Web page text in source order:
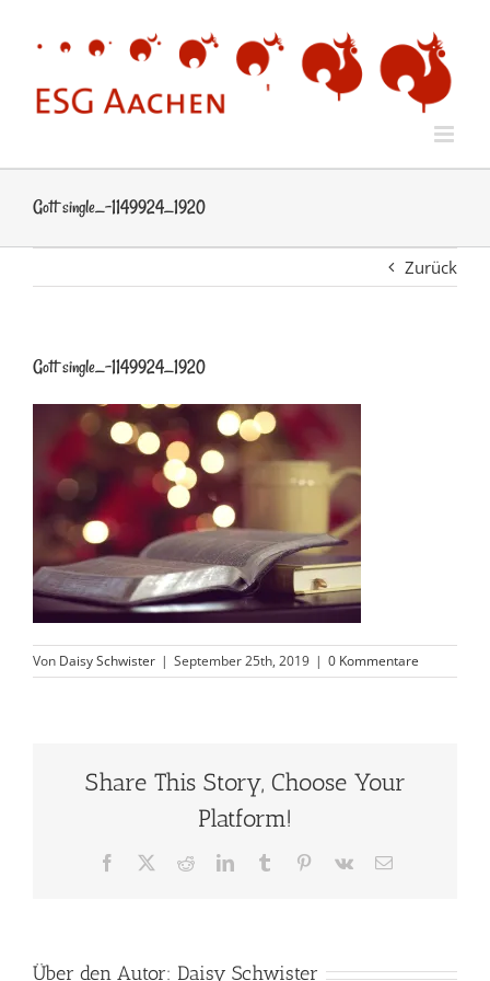
springen
Gott single_-1149924_1920
Zurück
Gott single_-1149924_1920
Von Daisy Schwister | September 25th, 2019 | 0 Kommentare
Share This Story, Choose Your
Platform!
Facebook RedditLinkedInTumblr Pinterest
Vk
E-
Über den Autor: Daisy Schwister